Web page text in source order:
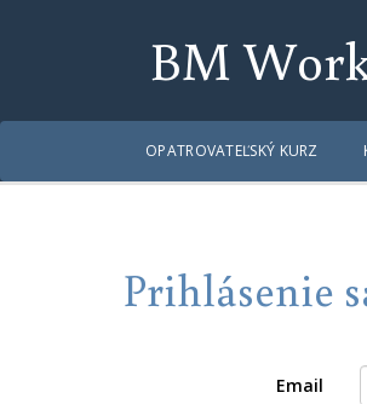
BM
OPATROVATEĽSKÝ KURZ
Prihlásenie
Email